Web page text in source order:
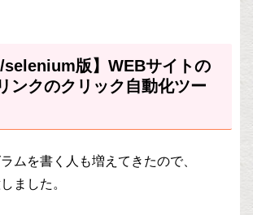
selenium版】WEBサイトの
ンクのクリック自動化ツー
ムを書く人も増えてきたので、
ました。